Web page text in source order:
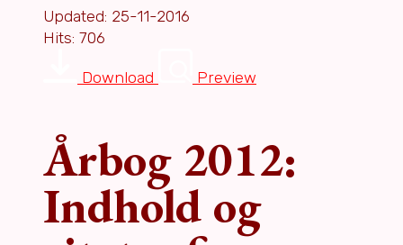
Updated: 25-11-2016
Hits: 706
Download Preview
Årbog 2012:
Indhold og